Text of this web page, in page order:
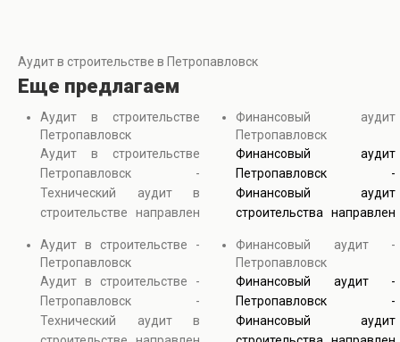
Аудит в строительстве в Петропавловск
Еще предлагаем
Аудит в строительстве
Петропавловск
Аудит в строительстве
Петропавловск -
Технический аудит в
строительстве направлен
зданий, качества
строительных работ и
соответствия проектным
решениям. В процессе
Аудит в строительстве -
Петропавловск
Аудит в строительстве -
Петропавловск -
Технический аудит в
Финансовый аудит
Петропавловск
Финансовый аудит
Петропавловск -
Финансовый аудит
строительства направлен
обоснованности расходов
и соответствия затрат
проектной документации.
В процессе анализа
проверяются сметы,
Финансовый аудит -
Петропавловск
Финансовый аудит -
Петропавловск -
Финансовый аудит